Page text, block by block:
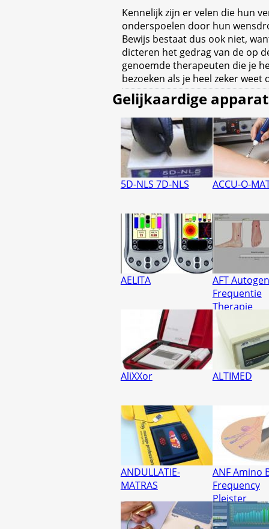
Kennelijk zijn er velen die hun
onderspoelen door hun
Bewijs bestaat dus ook niet,
dicteren het gedrag van de op
genoemde therapeuten die je
bezoeken als je heel zeker weet
Gelijkaardige
5D-NLS 7D-NLS ACCU-O-
AELITA
AFT
Frequentie
Therapie
AliXXor ALTIMED
ANDULLATIE-
MATRAS
ANF Amino
Frequency
Pleister